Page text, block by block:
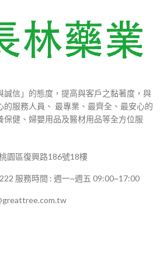
誠信」的態度，提高與客戶之黏著度，與
的服務人員、 最專業、最齊全、最安心的
保健、婦嬰用品及醫材用品等全方位服
園區復興路186號18樓
服務時間 : 週一~週五 09:00~17:00